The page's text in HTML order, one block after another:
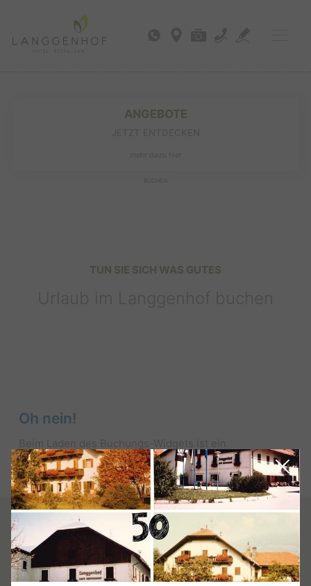
ANGEBOTE
TUN SIE SICH WAS GUTES
Oh nein!
unerwarteter Fehler aufgetreten.
Bitte versuchen Sie es später erneut.
Kontakt